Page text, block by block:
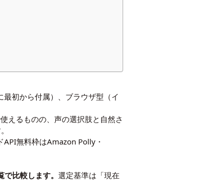
最初から付属）、ブラウザ型（イ
えるものの、声の選択肢と自然さ
無料枠はAmazon Polly・
で比較します。選定基準は「現在